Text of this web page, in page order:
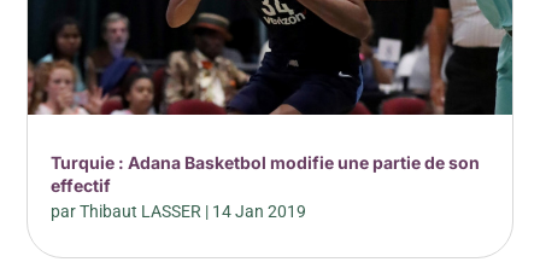
Turquie : Adana Basketbol modifie une partie de son
effectif
parThibaut LASSER | 14 Jan 2019